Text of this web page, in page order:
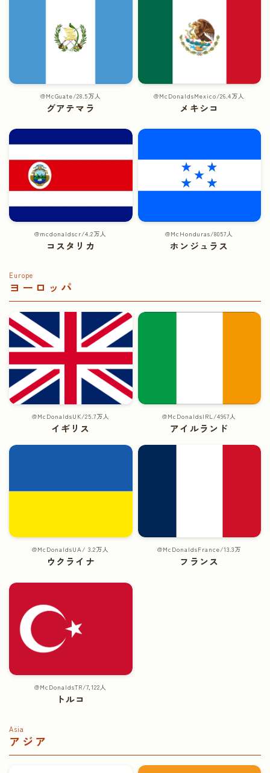
@McGuate/28.5万人
グアテマラ
@McDonaldsMexico/26.4万人
メキシコ
@mcdonaldscr/4.2万人
コスタリカ
@McHonduras/8057人
ホンジュラス
Europe
ヨーロッパ
@McDonaldsUK/25.7万人
イギリス
@McDonaldsIRL/4967人
アイルランド
@McDonaldsUA/ 3.2万人
ウクライナ
@McDonaldsFrance/13.3万
フランス
@McDonaldsTR/7,122人
トルコ
Asia
アジア